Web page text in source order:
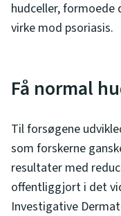
hudceller, formoede
virke mod psoriasis.
Få normal
Til forsøgene
som forskerne
resultater med
offentliggjort i det
Investigative